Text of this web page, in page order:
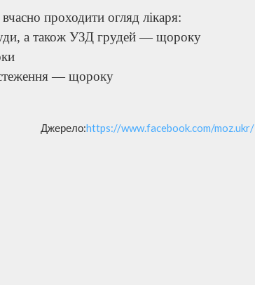
проходити огляд лікаря:
а також УЗД грудей — щороку
— щороку
Джерело:https://www.facebook.com/moz.ukr/